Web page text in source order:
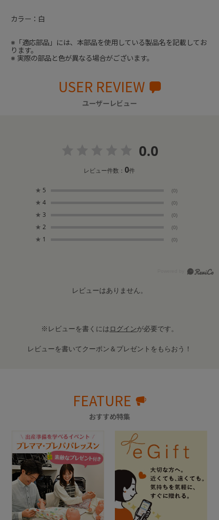
カラー：白
※「適応部品」には、本部品を使用している製品名を記載してお
ります。
※ 実際の部品と色が異なる場合がございます。
USER REVIEW
ユーザーレビュー
0.0
レビュー件数：0件
★ 5 (0)
★ 4 (0)
★ 3 (0)
★ 2 (0)
★ 1 (0)
レビューはありません。
※レビューを書くにはログインが必要です。
レビューを書いてクーポン＆プレゼントをもらおう！
FEATURE
おすすめ特集